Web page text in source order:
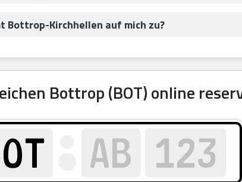
Bottrop-Kirchhellen auf mich zu?
Bottrop (BOT) online